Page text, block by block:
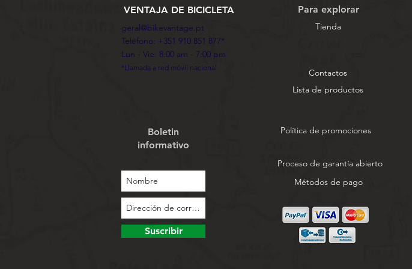
VENTAJA DE BICICLETA
geral@bikevantage.pt
Teléfono: +351 910 851 877*
Lun - Vie: 8:00 am - 7:00 pm
*Llamada a red móvil nacional
Para explorar
Tienda
Contactos
Lista de productos
Boletin
informativo
Suscribir
Política de promociones
Proceso de garantía abierto
Métodos de pago